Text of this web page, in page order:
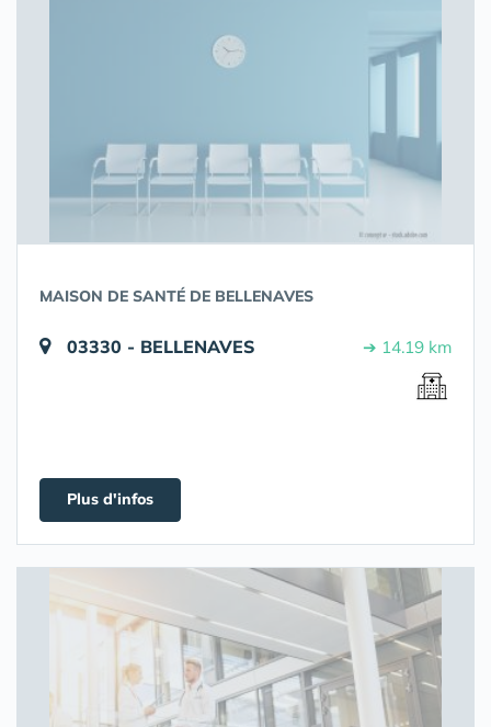
MAISON DE SANTÉ DE BELLENAVES
03330 - BELLENAVES ➔ 14.19 km
Plus d'infos